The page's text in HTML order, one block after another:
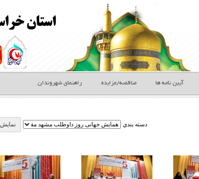
آیین نامه ها مناقصه/مزایده راهنمای شهروندان
دسته بندي